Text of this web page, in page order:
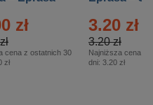
zł
cena z ostatnich 30
zł
3.20 zł
3.20 zł
Najniższa cena z
dni: 3.20 zł